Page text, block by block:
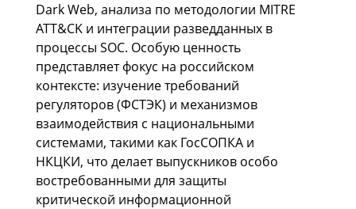
Dark Web, анализа по методологии MITRE
ATT&CK и интеграции разведданных в
процессы SOC. Особую ценность
представляет фокус на российском
контексте: изучение требований
регуляторов (ФСТЭК) и механизмов
взаимодействия с национальными
системами, такими как ГосСОПКА и
НКЦКИ, что делает выпускников особо
востребованными для защиты
критической информационной